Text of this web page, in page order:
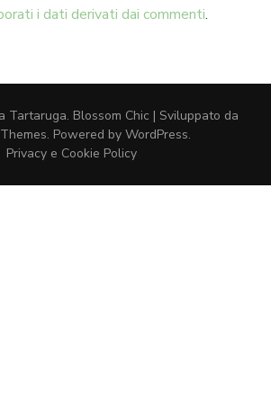
i dati derivati dai commenti.
Tartaruga. Blossom Chic | Sviluppato da
. Powered by WordPress.
Privacy e Cookie Policy